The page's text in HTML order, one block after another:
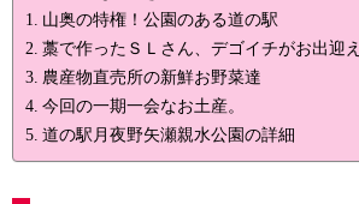
山奥の特権！公園のある道の駅
藁で作ったＳＬさん、デゴイチがお出迎え
農産物直売所の新鮮お野菜達
今回の一期一会なお土産。
道の駅月夜野矢瀬親水公園の詳細